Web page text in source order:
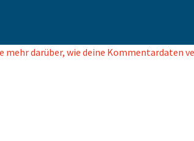
mehr darüber, wie deine Kommentardaten